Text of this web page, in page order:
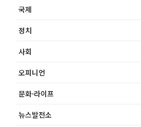
국제
정치
사회
오피니언
문화·라이프
뉴스발전소